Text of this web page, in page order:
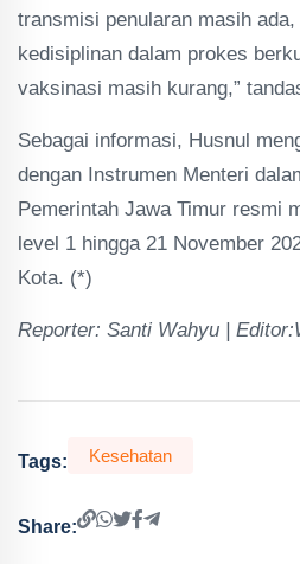
transmisi penularan masih
kedisiplinan dalam prokes
vaksinasi masih kurang,”
Sebagai informasi, Husnul
dengan Instrumen Menteri
Pemerintah Jawa Timur resmi
level 1 hingga 21 November
Kota. (*)
Reporter: Santi Wahyu |
Tags: Kesehatan
Share: